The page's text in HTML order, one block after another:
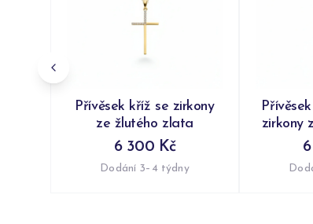
Přívěsek kříž se zirkony
ze žlutého zlata
6 300 Kč
Dodání 3–4 týdny
zirkony